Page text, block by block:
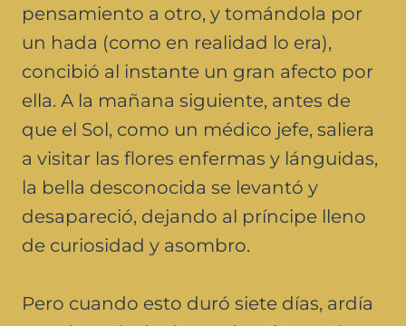
pensamiento a otro, y tomándola por
un hada (como en realidad lo era),
concibió al instante un gran afecto por
ella. A la mañana siguiente, antes de
que el Sol, como un médico jefe, saliera
a visitar las flores enfermas y lánguidas,
la bella desconocida se levantó y
desapareció, dejando al príncipe lleno
de curiosidad y asombro.
Pero cuando esto duró siete días, ardía